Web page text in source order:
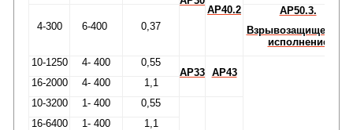
АР40.2
4-300 6-400 0,37
АР50.3.
Взрывозащищенное
исполнение
10-1250
4- 400
0,55
АР33 АР43
16-2000 4- 400
1,1
10-3200
1- 400 0,55
16-6400 1- 400
1,1